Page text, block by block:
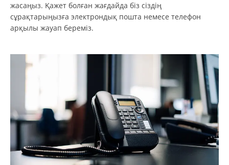
жасаңыз. Қажет болған жағдайда біз сіздің
сұрақтарыңызға электрондық пошта немесе телефон
арқылы жауап береміз.